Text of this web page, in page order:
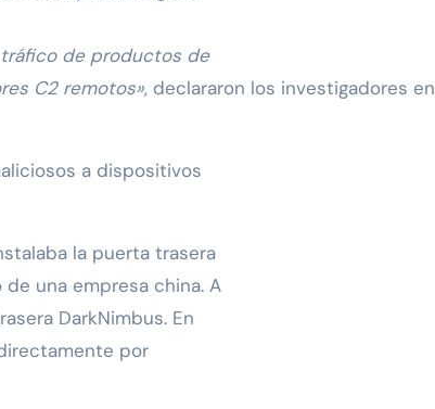
de productos de
C2 remotos», declararon los investigadores en
a dispositivos
la puerta trasera
una empresa china. A
DarkNimbus. En
por